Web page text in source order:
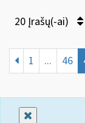
20 Įrašų(-ai)
1 ... 46